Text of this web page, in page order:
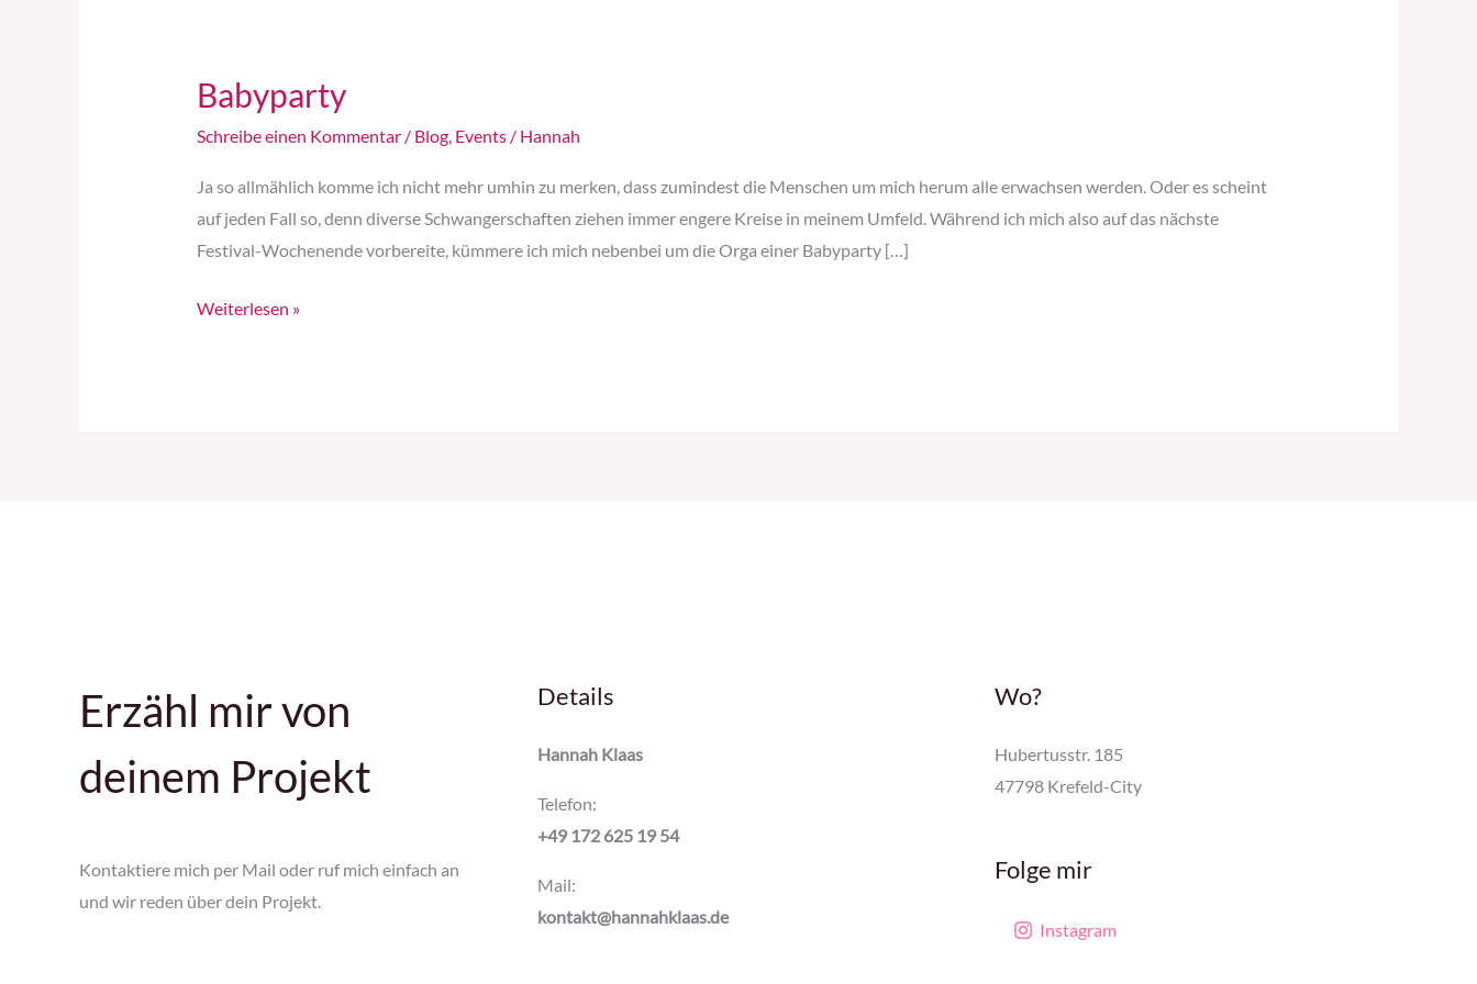
Babyparty
Schreibe einen Kommentar / Blog, Events/ Hannah
Ja so allmählich komme ich nicht mehr umhin zu merken, dass zumindest die Menschen um mich herum alle erwachsen werden. Oder es scheint
auf jeden Fall so, denn diverse Schwangerschaften ziehen immer engere Kreise in meinem Umfeld. Während ich mich also auf das nächste
Festival-Wochenende vorbereite, kümmere ich mich nebenbei um die Orga einer Babyparty […]
Babyparty
Weiterlesen »
Erzähl mir von
deinem Projekt
Kontaktiere mich per Mail oder ruf mich einfach an
und wir reden über dein Projekt.
Details
Hannah Klaas
Telefon:
+49 172 625 19 54
Mail:
kontakt@hannahklaas.de
Wo?
Hubertusstr. 185
47798 Krefeld-City
Folge mir
Instagram